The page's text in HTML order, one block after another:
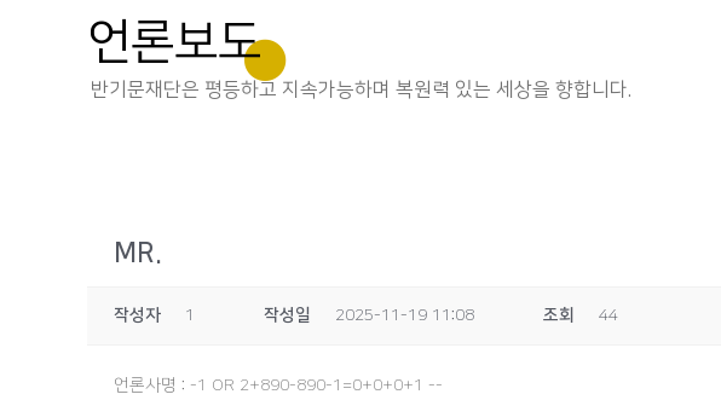
언론보도
반기문재단은 평등하고 지속가능하며 복원력 있는 세상을 향합니다.
MR.
작성자 1 작성일 2025-11-19 11:08 조회 44
언론사명 : -1 OR 2+890-890-1=0+0+0+1 --